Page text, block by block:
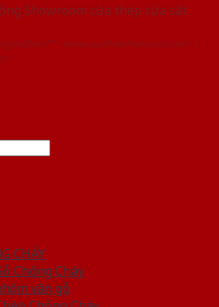
Showroom cửa thép cửa sắt
- www.cuathephanquoc.com |
CHÁY
Chống Cháy
vân gỗ